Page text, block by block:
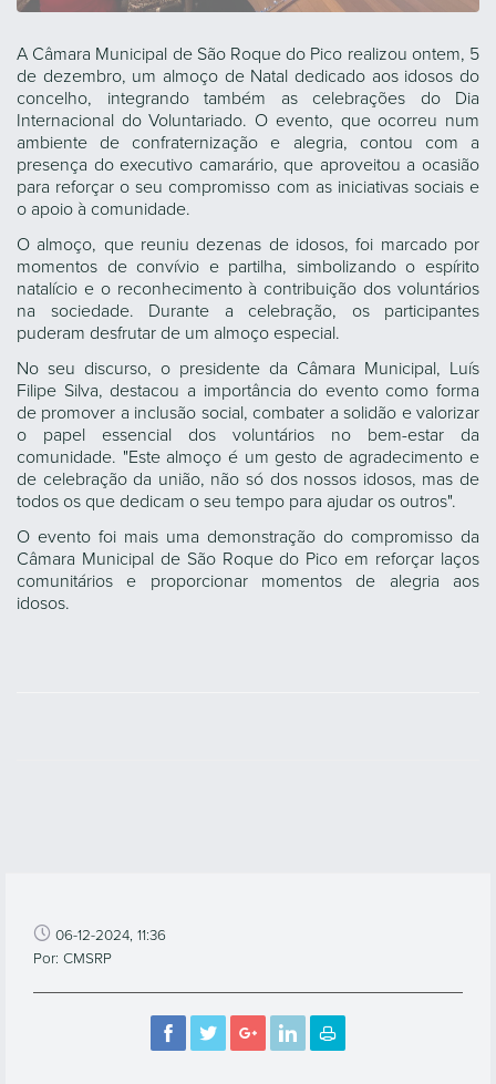
A Câmara Municipal de São Roque do Pico realizou ontem, 5
de dezembro, um almoço de Natal dedicado aos idosos do
concelho, integrando também as celebrações do Dia
Internacional do Voluntariado. O evento, que ocorreu num
ambiente de confraternização e alegria, contou com a
presença do executivo camarário, que aproveitou a ocasião
para reforçar o seu compromisso com as iniciativas sociais e
o apoio à comunidade.
O almoço, que reuniu dezenas de idosos, foi marcado por
momentos de convívio e partilha, simbolizando o espírito
natalício e o reconhecimento à contribuição dos voluntários
na sociedade. Durante a celebração, os participantes
puderam desfrutar de um almoço especial.
No seu discurso, o presidente da Câmara Municipal, Luís
Filipe Silva, destacou a importância do evento como forma
de promover a inclusão social, combater a solidão e valorizar
o papel essencial dos voluntários no bem-estar da
comunidade. "Este almoço é um gesto de agradecimento e
de celebração da união, não só dos nossos idosos, mas de
todos os que dedicam o seu tempo para ajudar os outros".
O evento foi mais uma demonstração do compromisso da
Câmara Municipal de São Roque do Pico em reforçar laços
comunitários e proporcionar momentos de alegria aos
idosos.
06-12-2024, 11:36
Por: CMSRP